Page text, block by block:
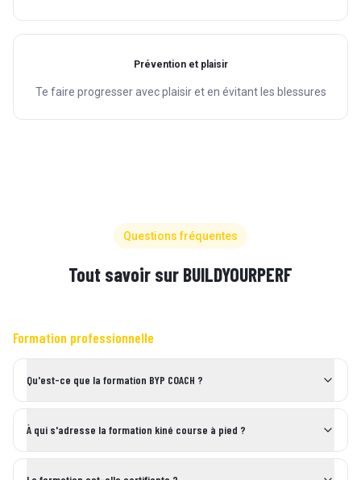
Prévention et plaisir
Te faire progresser avec plaisir et en évitant les blessures
Questions fréquentes
Tout savoir sur BUILDYOURPERF
Formation professionnelle
Qu'est-ce que la formation BYP COACH ?
À qui s'adresse la formation kiné course à pied ?